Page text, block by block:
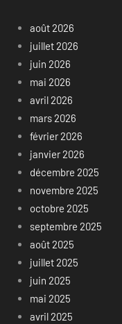
août 2026
juillet 2026
juin 2026
mai 2026
avril 2026
mars 2026
février 2026
janvier 2026
décembre 2025
novembre 2025
octobre 2025
septembre 2025
août 2025
juillet 2025
juin 2025
mai 2025
avril 2025